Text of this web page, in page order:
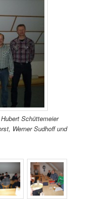
Schüttemeier
Werner Sudhoff und